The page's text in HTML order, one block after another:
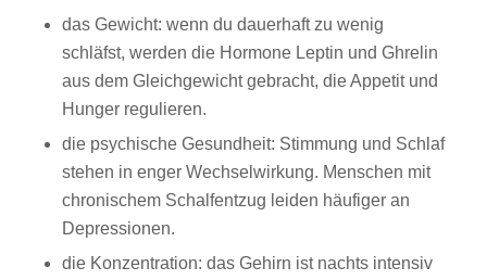
das Gewicht: wenn du dauerhaft zu wenig
schläfst, werden die Hormone Leptin und Ghrelin
aus dem Gleichgewicht gebracht, die Appetit und
Hunger regulieren.
die psychische Gesundheit: Stimmung und Schlaf
stehen in enger Wechselwirkung. Menschen mit
chronischem Schalfentzug leiden häufiger an
Depressionen.
die Konzentration: das Gehirn ist nachts intensiv